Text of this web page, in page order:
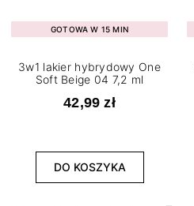
GOTOWA W 15 MIN
3w1 lakier hybrydowy One
Soft Beige 04 7,2 ml
42,99 zł
DO KOSZYKA